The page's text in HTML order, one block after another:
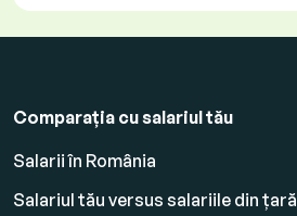
Comparația cu salariul tău
Salarii în România
Salariul tău versus salariile din țară